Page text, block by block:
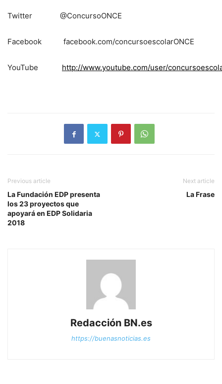
Twitter @ConcursoONCE
Facebook facebook.com/concursoescolarONCE
YouTube http://www.youtube.com/user/
Previous article
La Fundación EDP presenta
los 23 proyectos que
apoyará en EDP Solidaria
2018
Next article
La Frase
Redacción BN.es
https://buenasnoticias.es